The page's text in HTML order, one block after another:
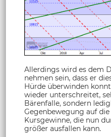
Allerdings wird es dem
nehmen sein, dass er
Hürde überwinden
wieder unterschreitet,
Bärenfalle, sondern
Gegenbewegung auf
Kursgewinne, die nun
größer ausfallen kann.